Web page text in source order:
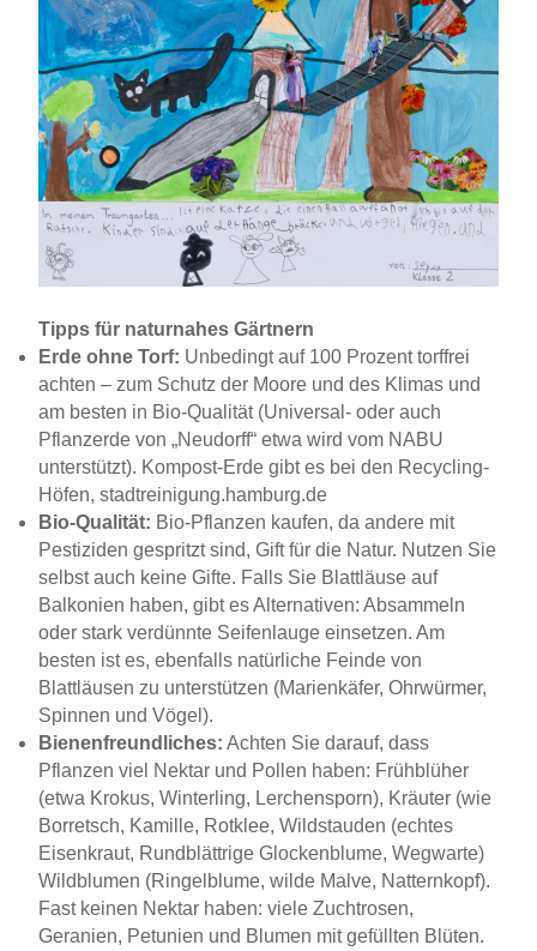
Tipps für naturnahes Gärtnern
Erde ohne Torf: Unbedingt auf 100 Prozent torffrei
achten – zum Schutz der Moore und des Klimas und
am besten in Bio-Qualität (Universal- oder auch
Pflanzerde von „Neudorff“ etwa wird vom NABU
unterstützt). Kompost-Erde gibt es bei den Recycling-
Höfen, stadtreinigung.hamburg.de
Bio-Qualität: Bio-Pflanzen kaufen, da andere mit
Pestiziden gespritzt sind, Gift für die Natur. Nutzen Sie
selbst auch keine Gifte. Falls Sie Blattläuse auf
Balkonien haben, gibt es Alternativen: Absammeln
oder stark verdünnte Seifenlauge einsetzen. Am
besten ist es, ebenfalls natürliche Feinde von
Blattläusen zu unterstützen (Marienkäfer, Ohrwürmer,
Spinnen und Vögel).
Bienenfreundliches: Achten Sie darauf, dass
Pflanzen viel Nektar und Pollen haben: Frühblüher
(etwa Krokus, Winterling, Lerchensporn), Kräuter (wie
Borretsch, Kamille, Rotklee, Wildstauden (echtes
Eisenkraut, Rundblättrige Glockenblume, Wegwarte)
Wildblumen (Ringelblume, wilde Malve, Natternkopf).
Fast keinen Nektar haben: viele Zuchtrosen,
Geranien, Petunien und Blumen mit gefüllten Blüten.